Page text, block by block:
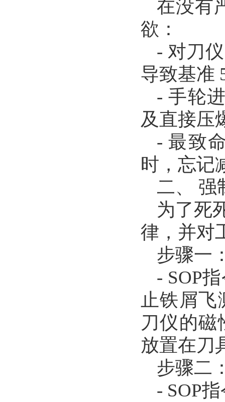
在没有
欲：
- 对刀
导致基准
- 手轮
及直接压
- 最致
时，忘记
二、 强
为了死
律，并对
步骤一
- SOP
止铁屑
刀仪的磁
放置在刀
步骤二
- SOP